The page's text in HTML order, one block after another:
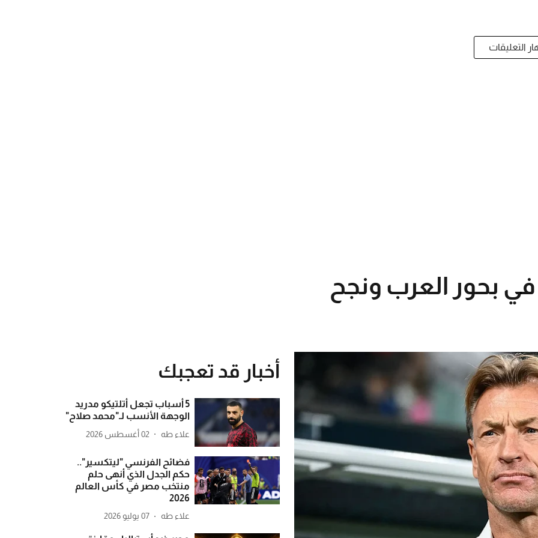
التعليقات
في بحور العرب ونجح
أخبار قد تعجبك
5 أسباب تجعل أتلتيكو مدريد
الوجهة الأنسب لـ"محمد صلاح"
علاء طه 02 أغسطس 2026
فضائح الفرنسي "ليتكسير"..
حكم الجدل الذي أنهى حلم
منتخب مصر في كأس العالم
2026
علاء طه 07 يوليو 2026